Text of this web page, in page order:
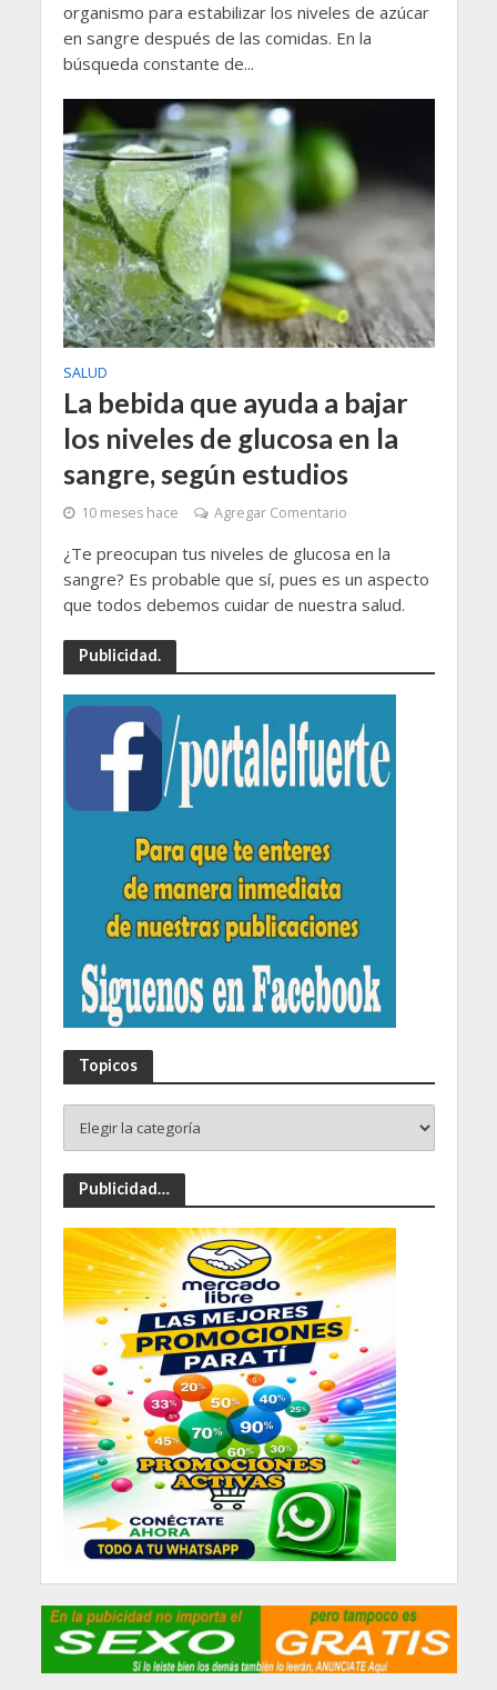
organismo para estabilizar los niveles de azúcar
en sangre después de las comidas. En la
búsqueda constante de...
SALUD
La bebida que ayuda a bajar
los niveles de glucosa en la
sangre, según estudios
10 meses hace Agregar Comentario
¿Te preocupan tus niveles de glucosa en la
sangre? Es probable que sí, pues es un aspecto
que todos debemos cuidar de nuestra salud.
Publicidad.
Topicos
Publicidad…